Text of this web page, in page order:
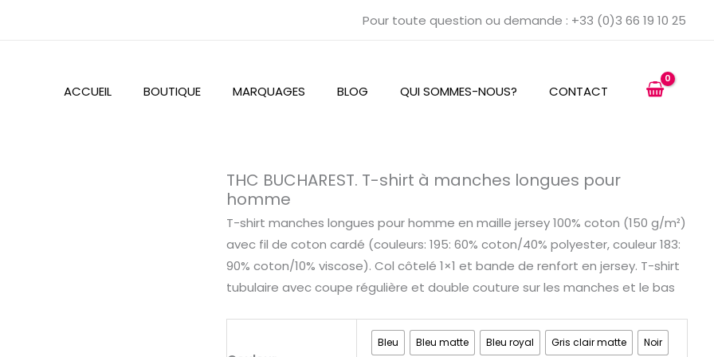
Pour toute question ou demande : +33 (0)3 66 19 10 25
ACCUEIL BOUTIQUE MARQUAGES BLOG QUI SOMMES-NOUS? CONTACT
THC BUCHAREST. T-shirt à manches longues pour
homme
T-shirt manches longues pour homme en maille jersey 100% coton (150 g/m²)
avec fil de coton cardé (couleurs: 195: 60% coton/40% polyester, couleur 183:
90% coton/10% viscose). Col côtelé 1×1 et bande de renfort en jersey. T-shirt
tubulaire avec coupe régulière et double couture sur les manches et le bas
Bleu Bleu matte Bleu royal Gris clair matte Noir
quantité
de
THC
BUCHAREST.
T-
shirt
manches